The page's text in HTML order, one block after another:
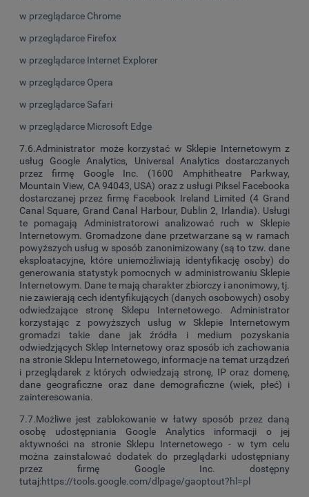
w przeglądarce Chrome
w przeglądarce Firefox
w przeglądarce Internet Explorer
w przeglądarce Opera
w przeglądarce Safari
w przeglądarce Microsoft Edge
7.6.Administrator może korzystać w Sklepie Internetowym z
usług Google Analytics, Universal Analytics dostarczanych
przez firmę Google Inc. (1600 Amphitheatre Parkway,
Mountain View, CA 94043, USA) oraz z usługi Piksel Facebooka
dostarczanej przez firmę Facebook Ireland Limited (4 Grand
Canal Square, Grand Canal Harbour, Dublin 2, Irlandia). Usługi
te pomagają Administratorowi analizować ruch w Sklepie
Internetowym. Gromadzone dane przetwarzane są w ramach
powyższych usług w sposób zanonimizowany (są to tzw. dane
eksploatacyjne, które uniemożliwiają identyfikację osoby) do
generowania statystyk pomocnych w administrowaniu Sklepie
Internetowym. Dane te mają charakter zbiorczy i anonimowy, tj.
nie zawierają cech identyfikujących (danych osobowych) osoby
odwiedzające stronę Sklepu Internetowego. Administrator
korzystając z powyższych usług w Sklepie Internetowym
gromadzi takie dane jak źródła i medium pozyskania
odwiedzjących Sklep Internetowy oraz sposób ich zachowania
na stronie Sklepu Internetowego, informacje na temat urządzeń
i przeglądarek z których odwiedzają stronę, IP oraz domenę,
dane geograficzne oraz dane demograficzne (wiek, płeć) i
zainteresowania.
7.7.Możliwe jest zablokowanie w łatwy sposób przez daną
osobę udostępniania Google Analytics informacji o jej
aktywności na stronie Sklepu Internetowego - w tym celu
można zainstalować dodatek do przeglądarki udostępniany
przez firmę Google Inc. dostępny
tutaj:https://tools.google.com/dlpage/gaoptout?hl=pl